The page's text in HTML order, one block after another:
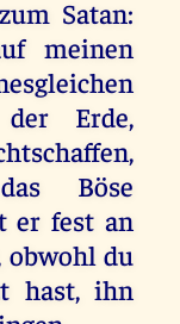
zum Satan:
meinen
der Erde,
,
das
Böse
er fest an
obwohldu
hast,ihn